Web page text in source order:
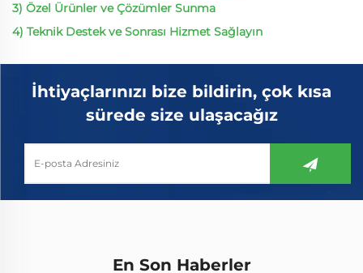
3) Özel Ürünler ve Çözümler Sunma
4) Teknik Destek ve Sonrası Hizmet Sağlayın
İhtiyaçlarınızı bize bildirin, çok kısa
sürede size ulaşacağız
En Son Haberler